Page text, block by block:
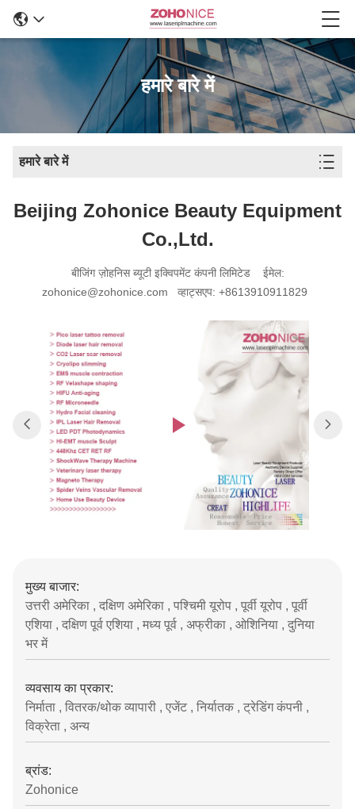
हमारे बारे में
हमारे बारे में
Beijing Zohonice Beauty Equipment
Co.,Ltd.
बीजिंग ज़ोहनिस ब्यूटी इक्विपमेंट कंपनी लिमिटेड ईमेल:
zohonice@zohonice.com व्हाट्सएप: +8613910911829
मुख्य बाजार:
उत्तरी अमेरिका , दक्षिण अमेरिका , पश्चिमी यूरोप , पूर्वी यूरोप , पूर्वी
एशिया , दक्षिण पूर्व एशिया , मध्य पूर्व , अफ्रीका , ओशिनिया , दुनिया
भर में
व्यवसाय का प्रकार:
निर्माता , वितरक/थोक व्यापारी , एजेंट , निर्यातक , ट्रेडिंग कंपनी ,
विक्रेता , अन्य
ब्रांड:
Zohonice